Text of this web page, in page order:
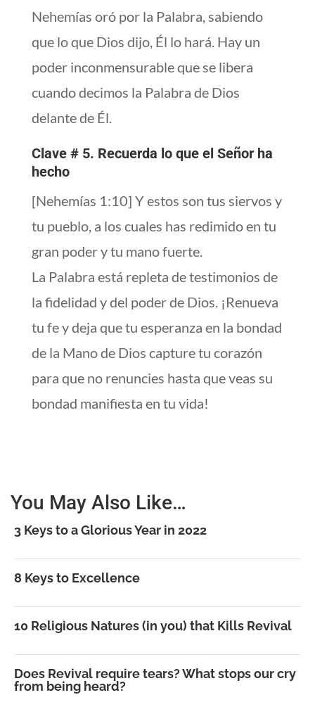
Nehemías oró por la Palabra, sabiendo
que lo que Dios dijo, Él lo hará. Hay un
poder inconmensurable que se libera
cuando decimos la Palabra de Dios
delante de Él.
Clave # 5. Recuerda lo que el Señor ha
hecho
[Nehemías 1:10] Y estos son tus siervos y
tu pueblo, a los cuales has redimido en tu
gran poder y tu mano fuerte.
La Palabra está repleta de testimonios de
la fidelidad y del poder de Dios. ¡Renueva
tu fe y deja que tu esperanza en la bondad
de la Mano de Dios capture tu corazón
para que no renuncies hasta que veas su
bondad manifiesta en tu vida!
You May Also Like…
3 Keys to a Glorious Year in 2022
8 Keys to Excellence
10 Religious Natures (in you) that Kills Revival
Does Revival require tears? What stops our cry
from being heard?